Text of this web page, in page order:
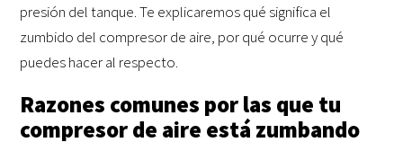
presión del tanque. Te explicaremos qué significa el
zumbido del compresor de aire, por qué ocurre y qué
puedes hacer al respecto.
Razones comunes por las que tu
compresor de aire está zumbando